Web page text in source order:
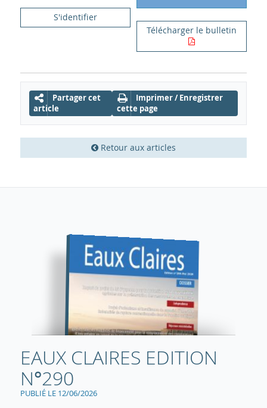
S'identifier
Télécharger le bulletin
Partager cet
article
Imprimer / Enregistrer
cette page
Retour aux articles
EAUX CLAIRES EDITION
N°290
PUBLIÉ LE 12/06/2026